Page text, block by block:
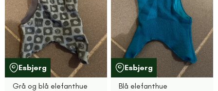
Esbjerg
Grå og blå elefanthue
Esbjerg
Blå elefanthue